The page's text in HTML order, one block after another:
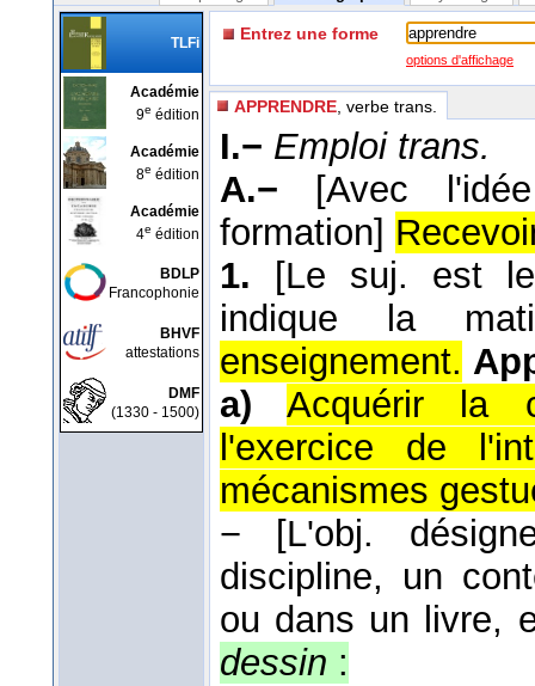
TLFi
Académie
9e édition
Académie
8e édition
Académie
4e édition
BDLP
Francophonie
BHVF
attestations
DMF
(1330 - 1500)
Entrez une forme
options d'affichage
APPRENDRE , verbe trans.
I.− Emploi trans.
A.−
[Avec
formation]
1.
[Le suj. est
indique la
enseignement.
a)
Acquérir la
l'exercice de
mécanismes
−
[L'obj.
discipline, un
ou dans un livre,
dessin :